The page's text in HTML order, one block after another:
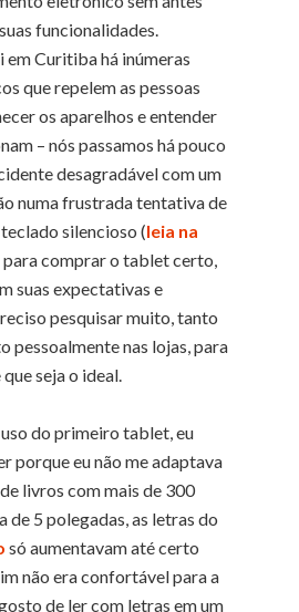
funcionalidades.
em Curitiba há inúmeras
que repelem as pessoas
os aparelhos e entender
– nós passamos há pouco
desagradável com um
numa frustrada tentativa de
silencioso (leia na
para comprar o tablet certo,
suas expectativas e
pesquisar muito, tanto
pessoalmente nas lojas, para
seja o ideal.
do primeiro tablet, eu
porque eu não me adaptava
livros com mais de 300
de 5 polegadas, as letras do
só aumentavam até certo
não era confortável para a
de ler com letras em um